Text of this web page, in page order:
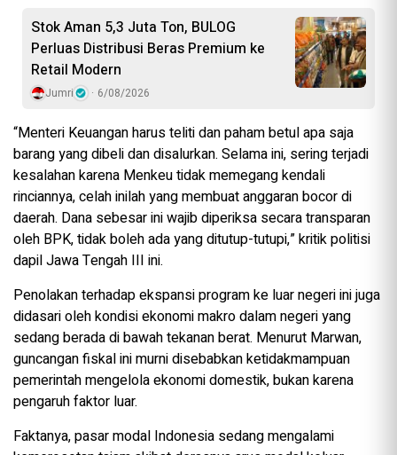
Stok Aman 5,3 Juta Ton, BULOG
Perluas Distribusi Beras Premium ke
Retail Modern
Jumri 6/08/2026
“Menteri Keuangan harus teliti dan paham betul apa saja
barang yang dibeli dan disalurkan. Selama ini, sering terjadi
kesalahan karena Menkeu tidak memegang kendali
rinciannya, celah inilah yang membuat anggaran bocor di
daerah. Dana sebesar ini wajib diperiksa secara transparan
oleh BPK, tidak boleh ada yang ditutup-tutupi,” kritik politisi
dapil Jawa Tengah III ini.
Penolakan terhadap ekspansi program ke luar negeri ini juga
didasari oleh kondisi ekonomi makro dalam negeri yang
sedang berada di bawah tekanan berat. Menurut Marwan,
guncangan fiskal ini murni disebabkan ketidakmampuan
pemerintah mengelola ekonomi domestik, bukan karena
pengaruh faktor luar.
Faktanya, pasar modal Indonesia sedang mengalami